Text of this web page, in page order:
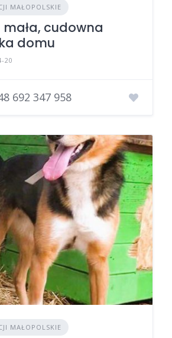
MAŁOPOLSKIE
mała, cudowna
domu
20
692 347 958
MAŁOPOLSKIE